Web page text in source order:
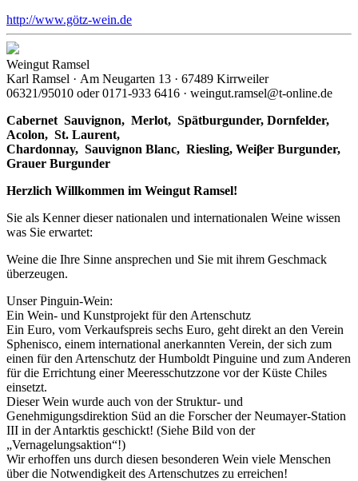
http://www.götz-wein.de
Weingut Ramsel
Karl Ramsel · Am Neugarten 13 · 67489 Kirrweiler
06321/95010 oder 0171-933 6416 · weingut.ramsel@t-online.de
Cabernet Sauvignon, Merlot, Spätburgunder, Dornfelder,
Acolon, St. Laurent,
Chardonnay, Sauvignon Blanc, Riesling, Weiβer Burgunder,
Grauer Burgunder
Herzlich Willkommen im Weingut Ramsel!
Sie als Kenner dieser nationalen und internationalen Weine wissen
was Sie erwartet:
Weine die Ihre Sinne ansprechen und Sie mit ihrem Geschmack
überzeugen.
Unser Pinguin-Wein:
Ein Wein- und Kunstprojekt für den Artenschutz
Ein Euro, vom Verkaufspreis sechs Euro, geht direkt an den Verein
Sphenisco, einem international anerkannten Verein, der sich zum
einen für den Artenschutz der Humboldt Pinguine und zum Anderen
für die Errichtung einer Meeresschutzzone vor der Küste Chiles
einsetzt.
Dieser Wein wurde auch von der Struktur- und
Genehmigungsdirektion Süd an die Forscher der Neumayer-Station
III in der Antarktis geschickt! (Siehe Bild von der
„Vernagelungsaktion“!)
Wir erhoffen uns durch diesen besonderen Wein viele Menschen
über die Notwendigkeit des Artenschutzes zu erreichen!